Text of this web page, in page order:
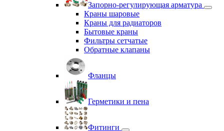
Запорно-регулирующая арматура
Краны шаровые
Краны для радиаторов
Бытовые краны
Фильтры сетчатые
Обратные клапаны
Фланцы
Герметики и пена
Фитинги